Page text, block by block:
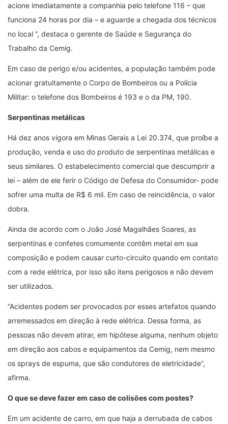
acione imediatamente a companhia pelo telefone 116 – que
funciona 24 horas por dia – e aguarde a chegada dos técnicos
no local ”, destaca o gerente de Saúde e Segurança do
Trabalho da Cemig.
Em caso de perigo e/ou acidentes, a população também pode
acionar gratuitamente o Corpo de Bombeiros ou a Polícia
Militar: o telefone dos Bombeiros é 193 e o da PM, 190.
Serpentinas metálicas
Há dez anos vigora em Minas Gerais a Lei 20.374, que proíbe a
produção, venda e uso do produto de serpentinas metálicas e
seus similares. O estabelecimento comercial que descumprir a
lei – além de ele ferir o Código de Defesa do Consumidor- pode
sofrer uma multa de R$ 6 mil. Em caso de reincidência, o valor
dobra.
Ainda de acordo com o João José Magalhães Soares, as
serpentinas e confetes comumente contêm metal em sua
composição e podem causar curto-circuito quando em contato
com a rede elétrica, por isso são itens perigosos e não devem
ser utilizados.
“Acidentes podem ser provocados por esses artefatos quando
arremessados em direção à rede elétrica. Dessa forma, as
pessoas não devem atirar, em hipótese alguma, nenhum objeto
em direção aos cabos e equipamentos da Cemig, nem mesmo
os sprays de espuma, que são condutores de eletricidade”,
afirma.
O que se deve fazer em caso de colisões com postes?
Em um acidente de carro, em que haja a derrubada de cabos